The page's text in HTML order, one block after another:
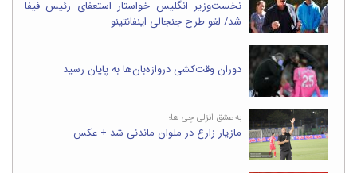
نخست‌وزیر انگلیس خواستار استعفای رئیس فیفا
شد/ لغو طرح جنجالی اینفانتینو
دوران وقت‌کشی دروازه‌بان‌ها به پایان رسید
به عشق انزلی چی ها؛
مازیار زارع در ملوان ماندنی شد + عکس